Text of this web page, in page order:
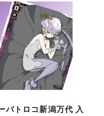
バトロコ新潟万代 入